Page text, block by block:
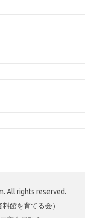
All rights reserved.
館を育てる会）